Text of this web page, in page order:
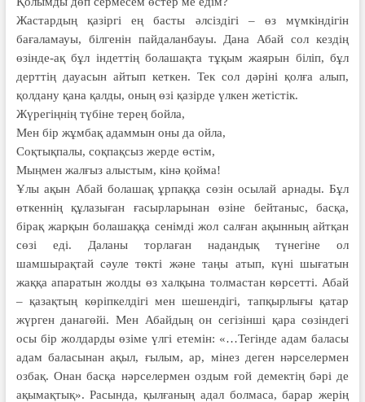
Жастардың қазіргі ең басты әлсіздігі – өз мүмкіндігін
бағаламауы, білгенін пайдаланбауы. Дана Абай сол кездің
өзінде-ақ бұл індеттің болашақта тұқым жаярын біліп, бұл
дерттің дауасын айтып кеткен. Тек сол дәріні қолға алып,
қолдану қана қалды, оның өзі қазірде үлкен жетістік.
Жүрегіңнің түбіне терең бойла,
Мен бір жұмбақ адаммын оны да ойла,
Соқтықпалы, соқпақсыз жерде өстім,
Мыңмен жалғыз алыстым, кінә қойма!
Ұлы ақын Абай болашақ ұрпаққа сөзін осылай арнады. Бұл
өткеннің құ­лазыған ғасырларынан өзіне бейтаныс, басқа,
бірақ жарқын болашаққа сенім­ді жол салған ақынның айтқан
сөзі еді. Даланы торлаған надандық түнегіне ол
шамшырақтай сәуле төкті және таңы атып, күні шығатын
жаққа апаратын жолды өз xалқына толмастан көрсет­ті. Абай
– қазақтың көріпкелдігі мен шешендігі, тапқырлығы қатар
жүрген данагөйі. Мен Абайдың он сегізінші қара сөзіндегі
осы бір жолдарды өзіме үлгі етемін: «…Тегінде адам ба­ласы
адам баласынан ақыл, ғылым, ар, мінез деген нәрселермен
озбақ. Онан басқа нәрселермен оздым ғой демектің бәрі де
ақымақтық». Расын­да, қылғаның адал болмаса, барар же­рің